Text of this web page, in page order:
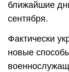
ближайшие
сентября.
Фактически
новые